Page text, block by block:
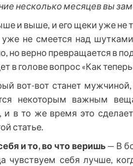
несколько месяцев вы
и выше, и его щеки уже не
не смеется над
но верно превращается в
в голове вопрос «Как
вот-вот станет
некоторым важным
и в то же время это
статье.
и то, во что веришь — В
чувствуем себя лучше,